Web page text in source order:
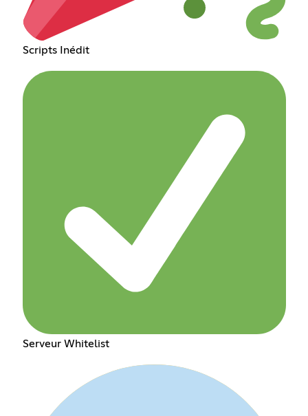
Scripts Inédit
Serveur Whitelist